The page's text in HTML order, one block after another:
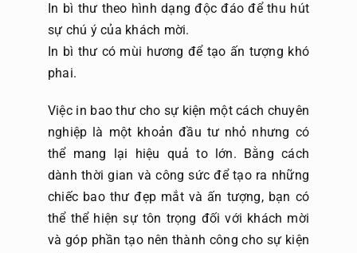
In bì thư theo hình dạng độc đáo để thu hút
sự chú ý của khách mời.
In bì thư có mùi hương để tạo ấn tượng khó
phai.
Việc in bao thư cho sự kiện một cách chuyên
nghiệp là một khoản đầu tư nhỏ nhưng có
thể mang lại hiệu quả to lớn. Bằng cách
dành thời gian và công sức để tạo ra những
chiếc bao thư đẹp mắt và ấn tượng, bạn có
thể thể hiện sự tôn trọng đối với khách mời
và góp phần tạo nên thành công cho sự kiện